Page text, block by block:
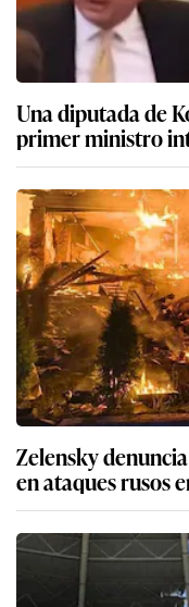
Una diputada de
primer ministro
Zelensky
en ataques rusos